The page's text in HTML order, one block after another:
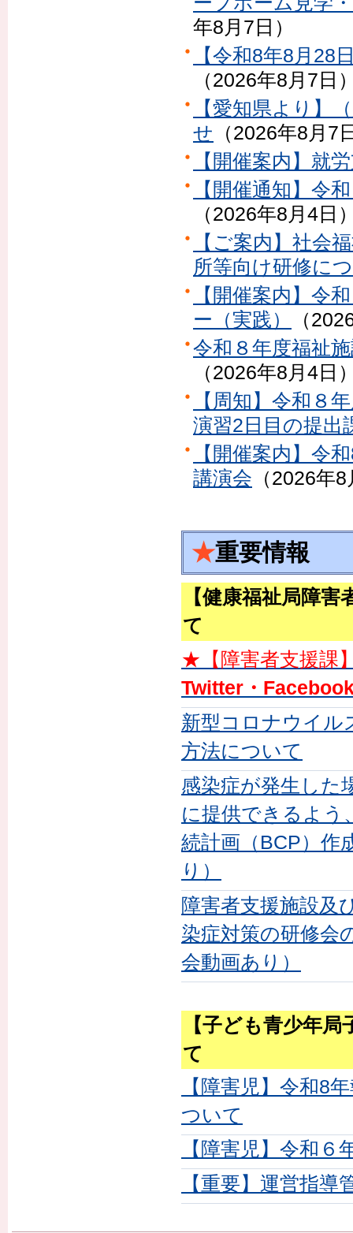
年8月7日 ）
【令和8年8月28
（2026年8月7日
【愛知県より】
せ （2026年8月7
【開催案内】就
【開催通知】令
（2026年8月4日
【ご案内】社会
所等向け研修に
【開催案内】令
ー（実践）
（
令和８年度福祉
（2026年8月4日
【周知】令和８
演習2日目の提出
【開催案内】令
講演会 （2026年8
★重要情報
【健康福祉局障
て
★【障害者支援課
Twitter・
新型コロナウイル
方法について
感染症が発生した
に提供できるよう
続計画（BCP）作
り）
障害者支援施設及
染症対策の研修会
会動画あり）
【子ども青少年
て
【障害児】令和8
ついて
【障害児】令和
【重要】運営指